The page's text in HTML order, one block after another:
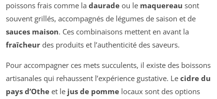
poissons frais comme la daurade ou le maquereau sont
souvent grillés, accompagnés de légumes de saison et de
sauces maison. Ces combinaisons mettent en avant la
fraîcheur des produits et l’authenticité des saveurs.
Pour accompagner ces mets succulents, il existe des boissons
artisanales qui rehaussent l’expérience gustative. Le cidre du
pays d’Othe et le jus de pomme locaux sont des options